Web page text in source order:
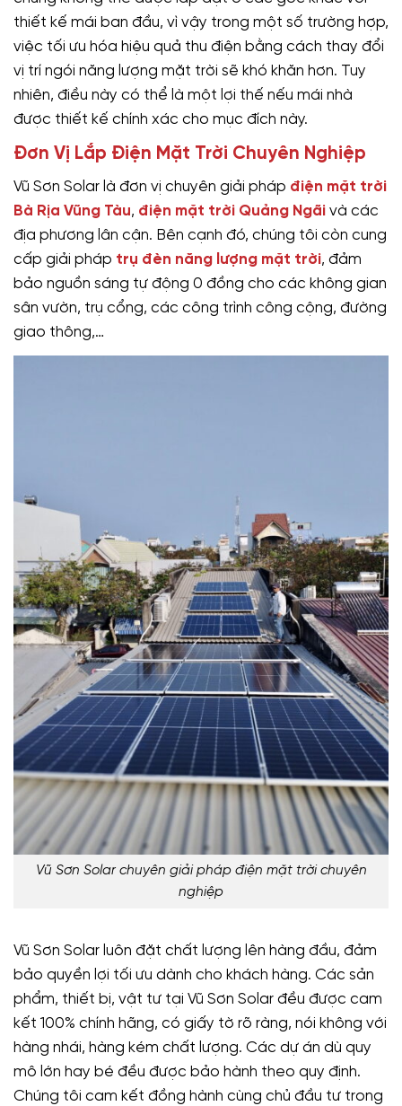
thiết kế mái ban đầu, vì vậy trong một số trường hợp,
việc tối ưu hóa hiệu quả thu điện bằng cách thay đổi
vị trí ngói năng lượng mặt trời sẽ khó khăn hơn. Tuy
nhiên, điều này có thể là một lợi thế nếu mái nhà
được thiết kế chính xác cho mục đích này.
Đơn Vị Lắp Điện Mặt Trời Chuyên Nghiệp
Vũ Sơn Solar là đơn vị chuyên giải pháp điện mặt trời
Bà Rịa Vũng Tàu, điện mặt trời Quảng Ngãi và các
địa phương lân cận. Bên cạnh đó, chúng tôi còn cung
cấp giải pháp trụ đèn năng lượng mặt trời, đảm
bảo nguồn sáng tự động 0 đồng cho các không gian
sân vườn, trụ cổng, các công trình công cộng, đường
giao thông,…
Vũ Sơn Solar chuyên giải pháp điện mặt trời chuyên
nghiệp
Vũ Sơn Solar luôn đặt chất lượng lên hàng đầu, đảm
bảo quyền lợi tối ưu dành cho khách hàng. Các sản
phẩm, thiết bị, vật tư tại Vũ Sơn Solar đều được cam
kết 100% chính hãng, có giấy tờ rõ ràng, nói không với
hàng nhái, hàng kém chất lượng. Các dự án dù quy
mô lớn hay bé đều được bảo hành theo quy định.
Chúng tôi cam kết đồng hành cùng chủ đầu tư trong